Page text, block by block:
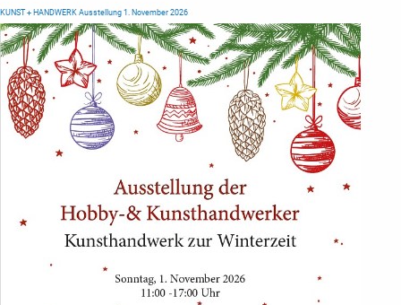
KUNST + HANDWERK Ausstellung 1. November 2026